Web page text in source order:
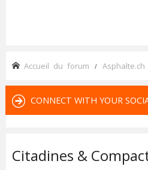
Accueil du forum Asphalte.ch
CONNECT WITH YOUR
Citadines &